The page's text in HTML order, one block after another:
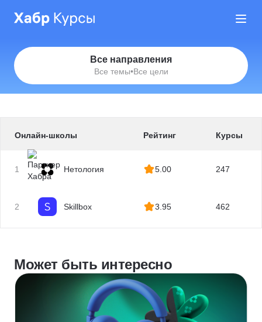
Все направления
Все темы•Все цели
Онлайн-школы Рейтинг Курсы
1 Нетология 5.00 247
2 Skillbox 3.95 462
Может быть интересно